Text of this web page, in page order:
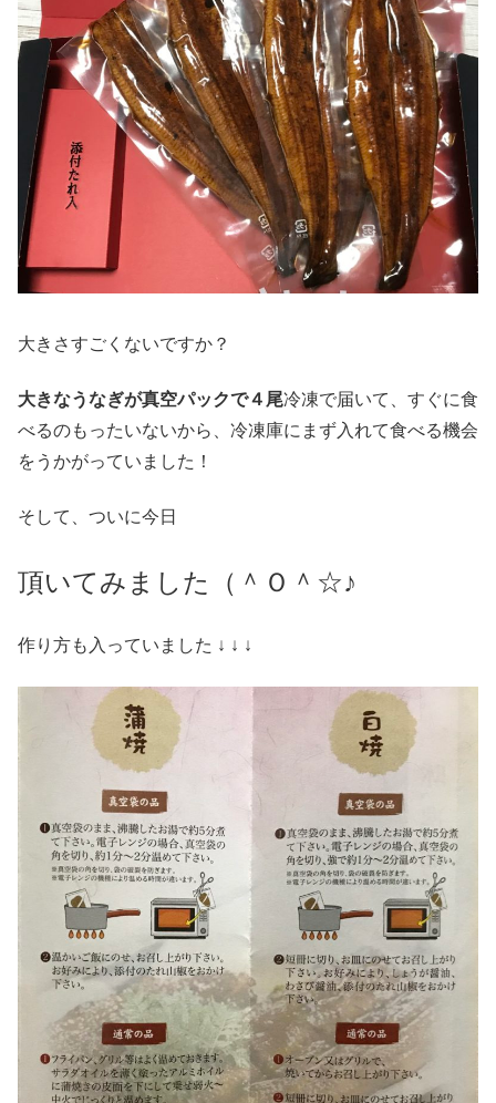
大きさすごくないですか？
大きなうなぎが真空パックで４尾冷凍で届いて、すぐに食
べるのもったいないから、冷凍庫にまず入れて食べる機会
をうかがっていました！
そして、ついに今日
頂いてみました（＾Ｏ＾☆♪
作り方も入っていました ↓ ↓ ↓